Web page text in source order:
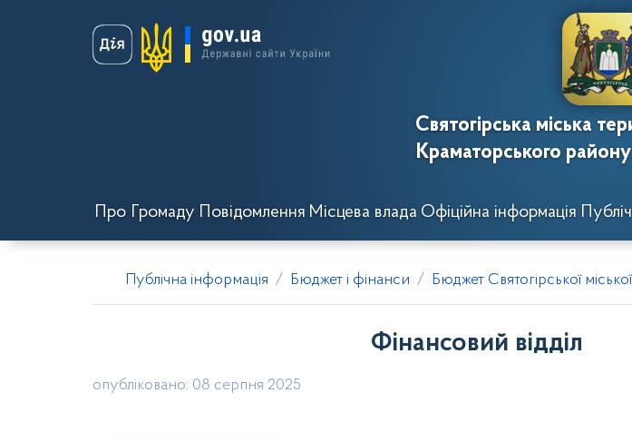
Святогірська міська
Краматорського
Про Громаду Повідомлення Місцева влада Офіційна інформація
Публічна інформація Бюджет і фінанси Бюджет Святогірської
Фінансовий відділ
опубліковано: 08 серпня 2025